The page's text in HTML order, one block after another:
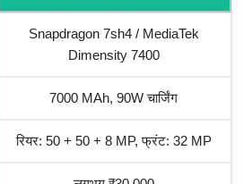
Snapdragon 7sh4 / MediaTek
Dimensity 7400
7000 MAh, 90W चार्जिंग
रियर: 50 + 50 + 8 MP, फ्रंट: 32 MP